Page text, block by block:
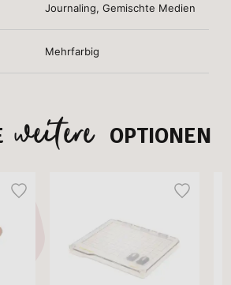
Journaling, Gemischte Medien
Mehrfarbig
weitere OPTIONEN